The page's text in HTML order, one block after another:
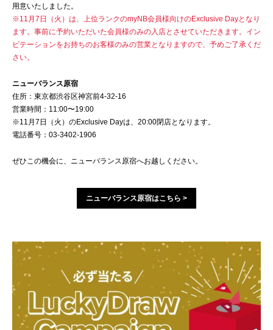
用意いたしました。
※11月7日（火）は、上位ランクのmyNB会員様向けのExclusive Dayとなり
ます。事前に予約いただいた会員様のみの入店とさせていただきます。イン
ビテーションをお持ちのお客様のみの営業となりますので、予めご了承くだ
さい。
ニューバランス原宿
住所：東京都渋谷区神宮前4-32-16
営業時間：11:00〜19:00
※11月7日（火）のExclusive Dayは、20:00閉店となります。
電話番号：03-3402-1906
ぜひこの機会に、ニューバランス原宿へお越しください。
ニューバランス原宿はこちら >